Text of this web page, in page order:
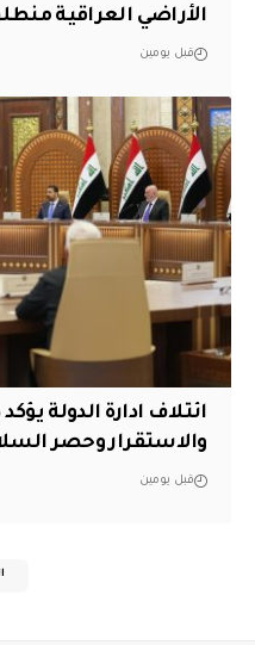
الأراضي العراقية
قبل يومين
ائتلاف ادارة الدولة
والاستقرار وحصر
قبل يومين